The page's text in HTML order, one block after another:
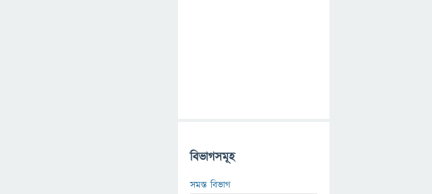
বিভাগসমূহ
সমস্ত বিভাগ